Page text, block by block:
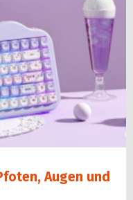
Augen und